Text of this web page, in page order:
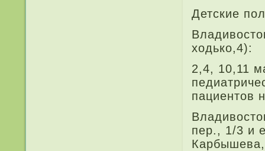
Детские
ходько,4):
2,4, 10,11
пациентов
пер., 1/3 и